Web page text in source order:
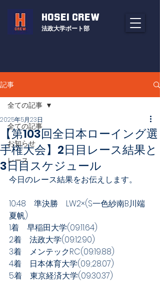
HOSEI CREW
法政大学ボート部
記事
全ての記事
お知らせ
レース
全ての記事
【第103回全日本ローイング選
手権大会】2日目レース結果と
3日目スケジュール
2025年5月23日
今日のレース結果をお伝えします。
10:48　準決勝　LW2×(S一色紗南B川端
夏帆)
1着　早稲田大学(09:11.64)
2着　法政大学(09:12.90)
3着　メンテックRC(09:19.88)
4着　日本体育大学(09;28.07)
5着　東京経済大学(09:30.37)